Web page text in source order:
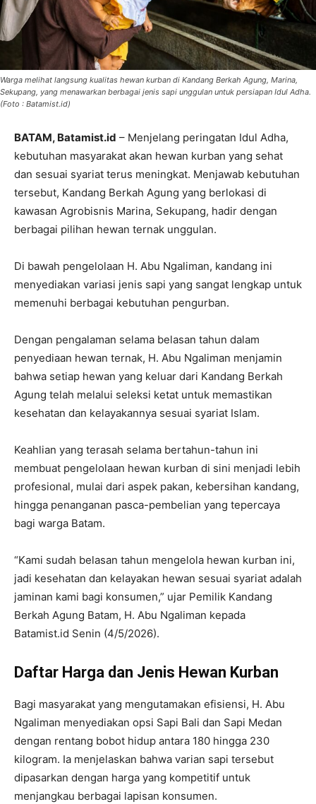
Warga melihat langsung kualitas hewan kurban di Kandang Berkah Agung, Marina,
Sekupang, yang menawarkan berbagai jenis sapi unggulan untuk persiapan Idul Adha.
(Foto : Batamist.id)
BATAM, Batamist.id – Menjelang peringatan Idul Adha,
kebutuhan masyarakat akan hewan kurban yang sehat
dan sesuai syariat terus meningkat. Menjawab kebutuhan
tersebut, Kandang Berkah Agung yang berlokasi di
kawasan Agrobisnis Marina, Sekupang, hadir dengan
berbagai pilihan hewan ternak unggulan.
Di bawah pengelolaan H. Abu Ngaliman, kandang ini
menyediakan variasi jenis sapi yang sangat lengkap untuk
memenuhi berbagai kebutuhan pengurban.
Dengan pengalaman selama belasan tahun dalam
penyediaan hewan ternak, H. Abu Ngaliman menjamin
bahwa setiap hewan yang keluar dari Kandang Berkah
Agung telah melalui seleksi ketat untuk memastikan
kesehatan dan kelayakannya sesuai syariat Islam.
Keahlian yang terasah selama bertahun-tahun ini
membuat pengelolaan hewan kurban di sini menjadi lebih
profesional, mulai dari aspek pakan, kebersihan kandang,
hingga penanganan pasca-pembelian yang tepercaya
bagi warga Batam.
“Kami sudah belasan tahun mengelola hewan kurban ini,
jadi kesehatan dan kelayakan hewan sesuai syariat adalah
jaminan kami bagi konsumen,” ujar Pemilik Kandang
Berkah Agung Batam, H. Abu Ngaliman kepada
Batamist.id Senin (4/5/2026).
Daftar Harga dan Jenis Hewan Kurban
Bagi masyarakat yang mengutamakan efisiensi, H. Abu
Ngaliman menyediakan opsi Sapi Bali dan Sapi Medan
dengan rentang bobot hidup antara 180 hingga 230
kilogram. Ia menjelaskan bahwa varian sapi tersebut
dipasarkan dengan harga yang kompetitif untuk
menjangkau berbagai lapisan konsumen.